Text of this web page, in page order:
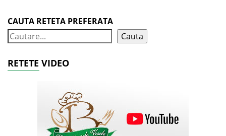
CAUTA RETETA PREFERATA
Cauta
RETETE VIDEO